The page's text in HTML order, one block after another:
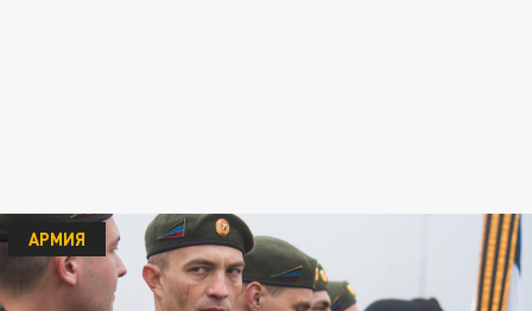
АРМИЯ